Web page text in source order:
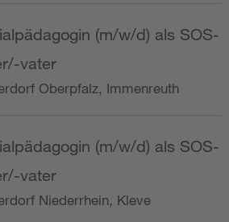
(m/w/d) als SOS-
vater
Oberpfalz, Immenreuth
(m/w/d) als SOS-
vater
Niederrhein, Kleve